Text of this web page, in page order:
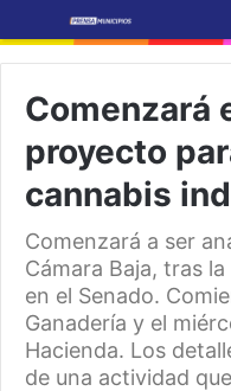
Comenzará
proyecto
cannabis
Comenzará a ser
Cámara Baja, tras
en el Senado.
Ganadería y el
Hacienda. Los
de una actividad